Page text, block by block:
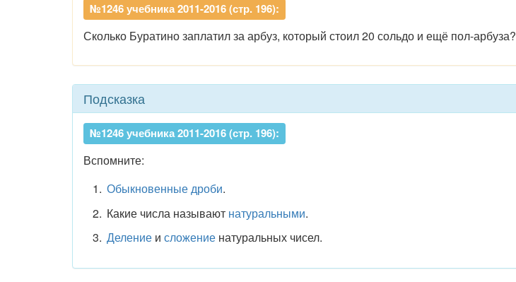
№1246 учебника 2011-2016 (стр. 196):
Сколько Буратино заплатил за арбуз, который стоил 20 сольдо и ещё пол-арбуза?
Подсказка
№1246 учебника 2011-2016 (стр. 196):
Вспомните:
Обыкновенные дроби.
Какие числа называют натуральными.
Делениеи сложениенатуральных чисел.